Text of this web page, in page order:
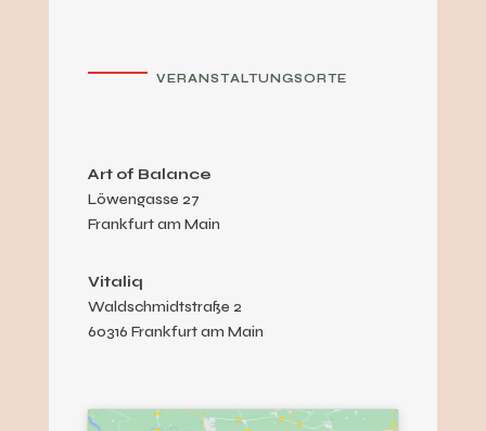
VERANSTALTUNGSORTE
Art of Balance
Löwengasse 27
Frankfurt am Main
Vitaliq
Waldschmidtstraße 2
60316 Frankfurt am Main